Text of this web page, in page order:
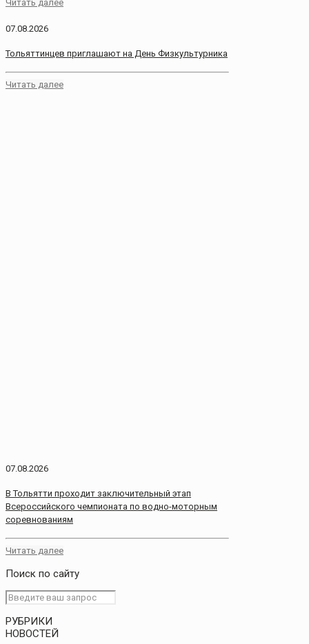
Читать далее
07.08.2026
Тольяттинцев приглашают на День Физкультурника
Читать далее
07.08.2026
В Тольятти проходит заключительный этап
Всероссийского чемпионата по водно-моторным
соревнованиям
Читать далее
Поиск по сайту
РУБРИКИ
НОВОСТЕЙ